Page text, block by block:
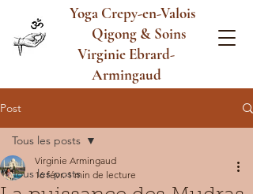
Yoga Crepy-en-Valois
Qigong & Soins
Virginie Ebrard-
Armingaud
Post
Tous les posts
Tous les posts
Virginie Armingaud
16 févr. 1 min de lecture